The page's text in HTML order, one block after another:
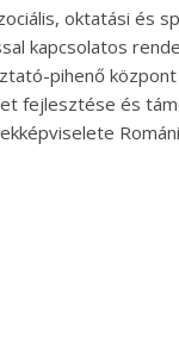
oktatási és
kapcsolatos
pihenő
fejlesztése és